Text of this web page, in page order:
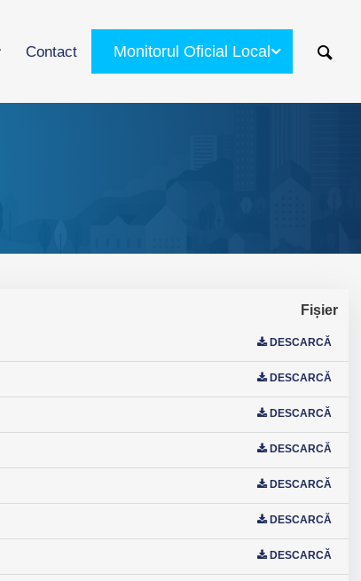
Contact Monitorul Oficial Local
Fișier
DESCARCĂ
DESCARCĂ
DESCARCĂ
DESCARCĂ
DESCARCĂ
DESCARCĂ
DESCARCĂ